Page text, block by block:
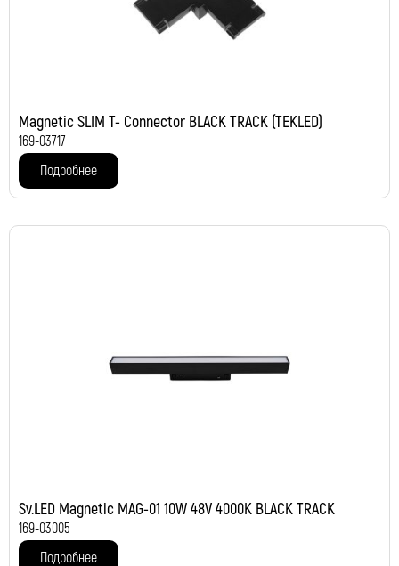
Magnetic SLIM T- Connector BLACK TRACK (TEKLED)
169-03717
Подробнее
Sv.LED Magnetic MAG-01 10W 48V 4000K BLACK TRACK
169-03005
Подробнее